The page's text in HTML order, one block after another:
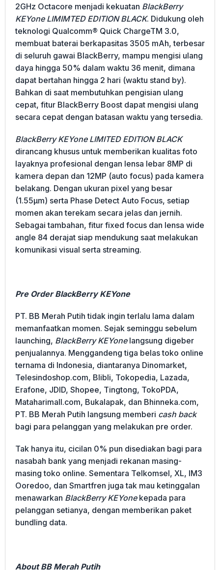
2GHz Octacore menjadi kekuatan BlackBerry
KEYone LIMIMTED EDITION BLACK. Didukung oleh
teknologi Qualcomm® Quick ChargeTM 3.0,
membuat baterai berkapasitas 3505 mAh, terbesar
di seluruh gawai BlackBerry, mampu mengisi ulang
daya hingga 50% dalam waktu 36 menit, dimana
dapat bertahan hingga 2 hari (waktu stand by).
Bahkan di saat membutuhkan pengisian ulang
cepat, fitur BlackBerry Boost dapat mengisi ulang
secara cepat dengan batasan waktu yang tersedia.
BlackBerry KEYone LIMITED EDITION BLACK
dirancang khusus untuk memberikan kualitas foto
layaknya profesional dengan lensa lebar 8MP di
kamera depan dan 12MP (auto focus) pada kamera
belakang. Dengan ukuran pixel yang besar
(1.55μm) serta Phase Detect Auto Focus, setiap
momen akan terekam secara jelas dan jernih.
Sebagai tambahan, fitur fixed focus dan lensa wide
angle 84 derajat siap mendukung saat melakukan
komunikasi visual serta streaming.
Pre Order BlackBerry KEYone
PT. BB Merah Putih tidak ingin terlalu lama dalam
memanfaatkan momen. Sejak seminggu sebelum
launching, BlackBerry KEYonelangsung digeber
penjualannya. Menggandeng tiga belas toko online
ternama di Indonesia, diantaranya Dinomarket,
Telesindoshop.com, Blibli, Tokopedia, Lazada,
Erafone, JDID, Shopee, Tingtong, TokoPDA,
Mataharimall.com, Bukalapak, dan Bhinneka.com,
PT. BB Merah Putih langsung memberi cash back
bagi para pelanggan yang melakukan pre order.
Tak hanya itu, cicilan 0% pun disediakan bagi para
nasabah bank yang menjadi rekanan masing-
masing toko online. Sementara Telkomsel, XL, IM3
Ooredoo, dan Smartfren juga tak mau ketinggalan
menawarkan BlackBerry KEYonekepada para
pelanggan setianya, dengan memberikan paket
bundling data.
About BB Merah Putih